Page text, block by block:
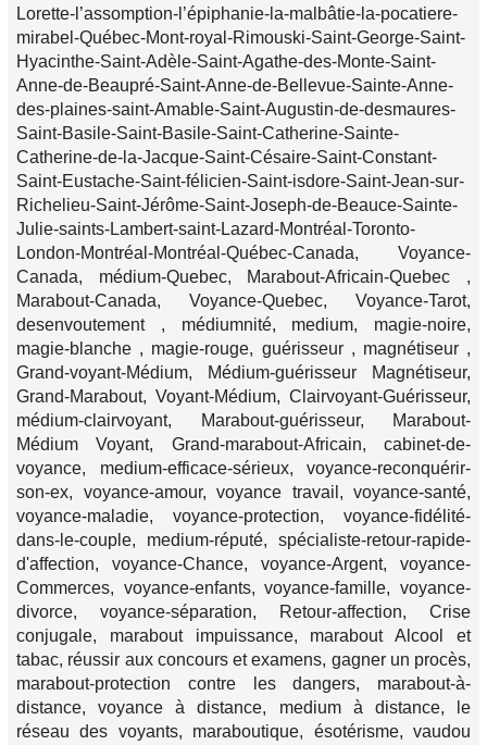
Lorette-l’assomption-l’épiphanie-la-malbâtie-la-pocatiere-
mirabel-Québec-Mont-royal-Rimouski-Saint-George-Saint-
Hyacinthe-Saint-Adèle-Saint-Agathe-des-Monte-Saint-
Anne-de-Beaupré-Saint-Anne-de-Bellevue-Sainte-Anne-
des-plaines-saint-Amable-Saint-Augustin-de-desmaures-
Saint-Basile-Saint-Basile-Saint-Catherine-Sainte-
Catherine-de-la-Jacque-Saint-Césaire-Saint-Constant-
Saint-Eustache-Saint-félicien-Saint-isdore-Saint-Jean-sur-
Richelieu-Saint-Jérôme-Saint-Joseph-de-Beauce-Sainte-
Julie-saints-Lambert-saint-Lazard-Montréal-Toronto-
London-Montréal-Montréal-Québec-Canada, Voyance-
Canada, médium-Quebec, Marabout-Africain-Quebec ,
Marabout-Canada, Voyance-Quebec, Voyance-Tarot,
desenvoutement , médiumnité, medium, magie-noire,
magie-blanche , magie-rouge, guérisseur , magnétiseur ,
Grand-voyant-Médium, Médium-guérisseur Magnétiseur,
Grand-Marabout, Voyant-Médium, Clairvoyant-Guérisseur,
médium-clairvoyant, Marabout-guérisseur, Marabout-
Médium Voyant, Grand-marabout-Africain, cabinet-de-
voyance, medium-efficace-sérieux, voyance-reconquérir-
son-ex, voyance-amour, voyance travail, voyance-santé,
voyance-maladie, voyance-protection, voyance-fidélité-
dans-le-couple, medium-réputé, spécialiste-retour-rapide-
d'affection, voyance-Chance, voyance-Argent, voyance-
Commerces, voyance-enfants, voyance-famille, voyance-
divorce, voyance-séparation, Retour-affection, Crise
conjugale, marabout impuissance, marabout Alcool et
tabac, réussir aux concours et examens, gagner un procès,
marabout-protection contre les dangers, marabout-à-
distance, voyance à distance, medium à distance, le
réseau des voyants, maraboutique, ésotérisme, vaudou